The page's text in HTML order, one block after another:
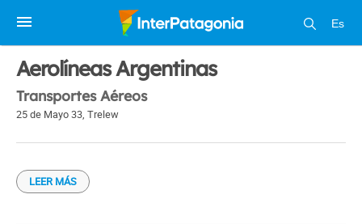
Es
1 / 1
Aerolíneas Argentinas
Transportes Aéreos
25 de Mayo 33, Trelew
LEER MÁS